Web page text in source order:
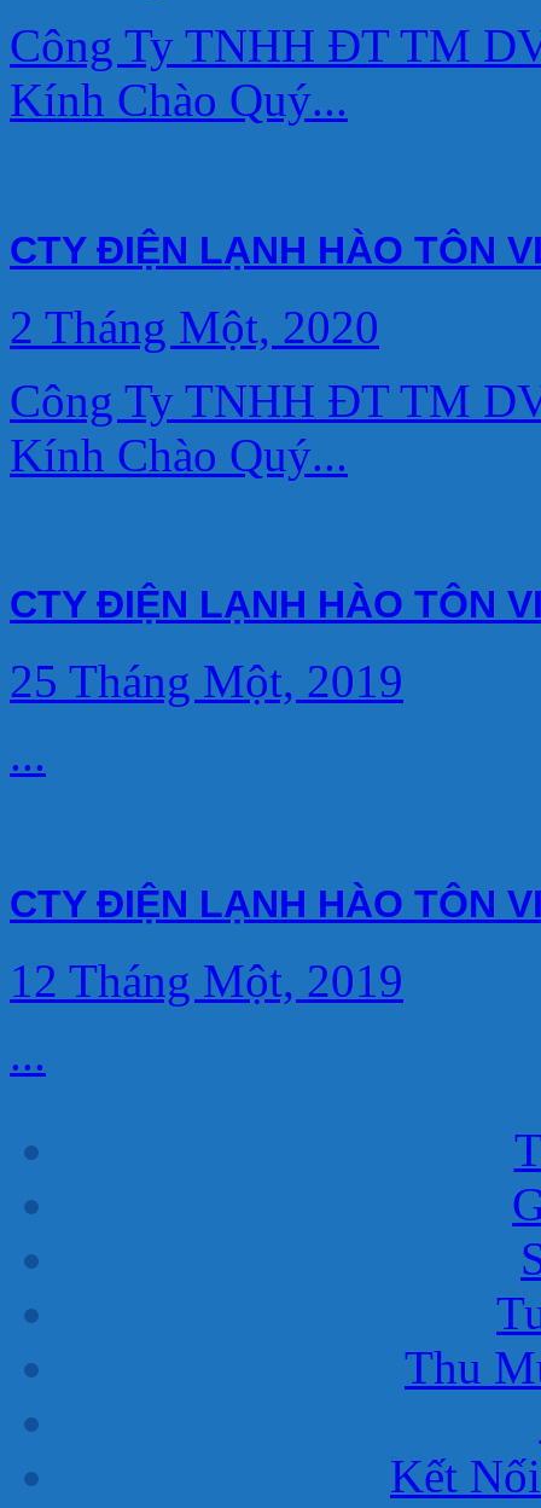
Công Ty TNHH ĐT TM
Kính Chào Quý...
CTY ĐIỆN LẠNH HÀO TÔN
2 Tháng Một, 2020
Công Ty TNHH ĐT TM
Kính Chào Quý...
CTY ĐIỆN LẠNH HÀO TÔN
25 Tháng Một, 2019
...
CTY ĐIỆN LẠNH HÀO TÔN
12 Tháng Một, 2019
...
Thu
Kết